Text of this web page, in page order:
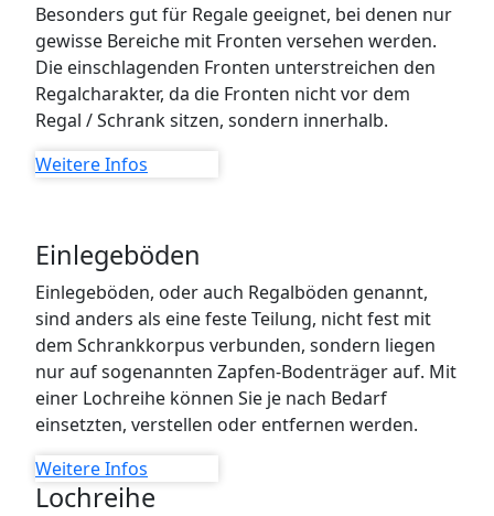
Besonders gut für Regale geeignet, bei denen nur
gewisse Bereiche mit Fronten versehen werden.
Die einschlagenden Fronten unterstreichen den
Regalcharakter, da die Fronten nicht vor dem
Regal / Schrank sitzen, sondern innerhalb.
Weitere Infos
Einlegeböden
Einlegeböden, oder auch Regalböden genannt,
sind anders als eine feste Teilung, nicht fest mit
dem Schrankkorpus verbunden, sondern liegen
nur auf sogenannten Zapfen-Bodenträger auf. Mit
einer Lochreihe können Sie je nach Bedarf
einsetzten, verstellen oder entfernen werden.
Weitere Infos
Lochreihe